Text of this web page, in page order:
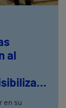
al
en su